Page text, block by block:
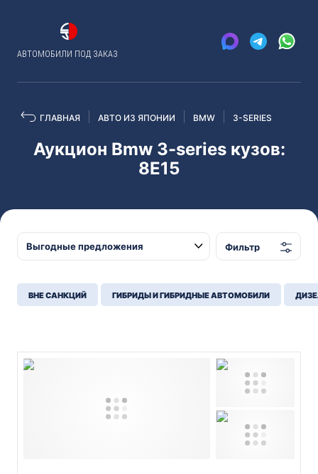
АВТОМОБИЛИ ПОД ЗАКАЗ
ГЛАВНАЯ АВТО ИЗ ЯПОНИИ BMW 3-SERIES
Аукцион Bmw 3-series кузов:
8E15
Фильтр
ВНЕ САНКЦИЙ ГИБРИДЫ И ГИБРИДНЫЕ АВТОМОБИЛИ